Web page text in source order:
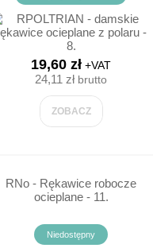
19,60 zł +VAT
24,11 złbrutto
ZOBACZ
RNo - Rękawice robocze
ocieplane - 11.
Niedostępny